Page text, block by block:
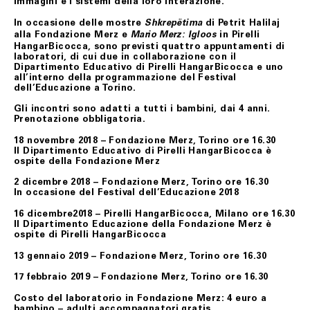
Tutti i prodotti in vendita nel presente sito sono
realizzati rispettando elevati standard di qualità; nel
caso in cui il Cliente riceva un prodotto danneggiato,
non conforme o con difetto di fabbricazione, dovrà darne
immediata comunicazione a Fondazione Merz.
al momento del ricevimento del prodotto, dovranno
essere comunicati a Fondazione Merz dal Cliente.
In tutti i casi di cui sopra, gli uffici competenti di
Fondazione Merz, effettuate le necessarie verifiche, ne
daranno comunicazione al Cliente e, se accertati il
danno, la non conformità o il difetto di fabbricazione,
attiveranno la procedura di sostituzione del/i
prodotto/i, senza alcuna spesa di spedizione aggiuntiva
a carico del Cliente.
Il Cliente dovrà procedere alla restituzione del/i
prodotto/i, secondo le istruzioni e all’indirizzo postale
ottenuti contattando il Servizio Assistenza,
accludendovi l’imballo originale, i sigilli eventualmente
ART. 9 RISOLUZIONE DEL CONTRATTO
In occasione delle mostre Shkrepëtimadi Petrit Halilaj
alla Fondazione Merz e Mario Merz: Igloos in Pirelli
HangarBicocca, sono previsti quattro appuntamenti di
laboratori, di cui due in collaborazione con il
Dipartimento Educativo di Pirelli HangarBicocca e uno
all’interno della programmazione del Festival
dell’Educazione a Torino.
Gli incontri sono adatti a tutti i bambini, dai 4 anni.
Prenotazione obbligatoria.
18 novembre 2018 – Fondazione Merz, Torino ore 16.30
Il Dipartimento Educativo di Pirelli HangarBicocca è
ospite della Fondazione Merz
2 dicembre 2018 – Fondazione Merz, Torino ore 16.30
In occasione del Festival dell’Educazione 2018
16 dicembre2018 – Pirelli HangarBicocca, Milano ore 16.30
Il Dipartimento Educazione della Fondazione Merz è
ospite di Pirelli HangarBicocca
13 gennaio 2019 – Fondazione Merz, Torino ore 16.30
17 febbraio 2019 – Fondazione Merz, Torino ore 16.30
Costo del laboratorio in Fondazione Merz: 4 euro a